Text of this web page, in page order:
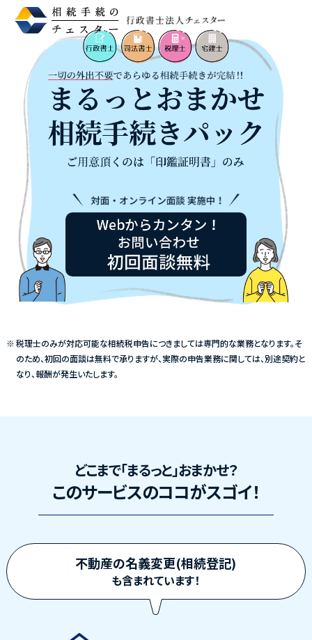
税理士のみが対応可能な相続税申告につきましては専門的な業務となります。そ
のため、初回の面談は無料で承りますが、実際の申告業務に関しては、別途契約と
なり、報酬が発生いたします。
どこまで「まるっと」おまかせ？
このサービスのココがスゴイ！
不動産の名義変更(相続登記)
も含まれています！